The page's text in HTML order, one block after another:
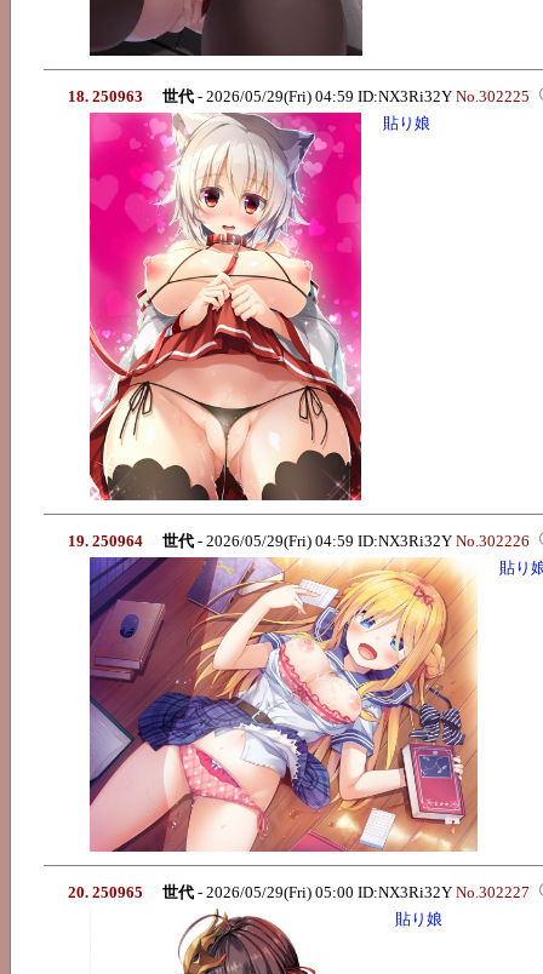
18. 250963 世代 - 2026/05/29(Fri) 04:59 ID:NX3Ri32Y No.302225
貼り娘
19. 250964 世代 - 2026/05/29(Fri) 04:59 ID:NX3Ri32Y No.302226
貼り
20. 250965 世代 - 2026/05/29(Fri) 05:00 ID:NX3Ri32Y No.302227
貼り娘